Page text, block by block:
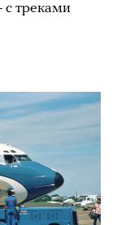
с треками